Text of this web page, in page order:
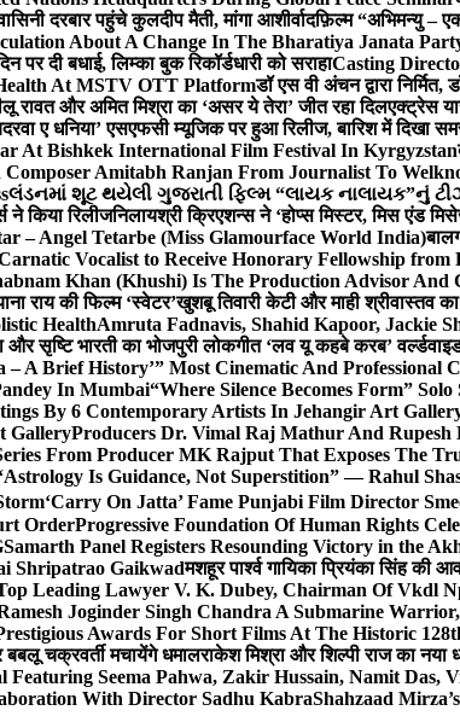
दरबार पहुंचे कुलदीप मैती, मांगा आशीर्वादफ़िल्म “अभिमन्यु –
About A Change In The Bharatiya Janata
पर दी बधाई, लिम्का बुक रिकॉर्डधारी को सराहाCasting
At MSTV OTT Platformडॉ एस वी अंचन द्वारा
रावत और अमित मिश्रा का ‘असर ये तेरा’ जीत रहा दिलएक्ट्रेस
ए धनिया’ एसएफसी म्यूजिक पर हुआ रिलीज, बारिश में
At Bishkek International Film Festival In Kyrgyzstan
Amitabh Ranjan From Journalist To
લંડનમાં શૂટ થયેલી ગુજરાતી ફિલ્મ “લાયક નાલાયક”નું
ने किया रिलीजनिलायश्री क्रिएशन्स ने ‘होप्स मिस्टर, मिस एंड
– Angel Tetarbe (Miss Glamourface World India)
Vocalist to Receive Honorary Fellowship
Khan (Khushi) Is The Production Advisor And
राय की फिल्म ‘स्वेटर’खुशबू तिवारी केटी और माही श्रीवास्तव
HealthAmruta Fadnavis, Shahid Kapoor, Jackie
और सृष्टि भारती का भोजपुरी लोकगीत ‘लव यू कहबे करब’
– A Brief History’” Most Cinematic And Professional
In Mumbai“Where Silence Becomes Form”
By 6 Contemporary Artists In Jehangir Art
GalleryProducers Dr. Vimal Raj Mathur And
From Producer MK Rajput That Exposes The
Is Guidance, Not Superstition” — Rahul
‘Carry On Jatta’ Fame Punjabi Film Director
OrderProgressive Foundation Of Human Rights
Samarth Panel Registers Resounding Victory in the
Shripatrao Gaikwadमशहूर पार्श्व गायिका प्रियंका सिंह की
Leading Lawyer V. K. Dubey, Chairman Of Vkdl
Joginder Singh Chandra A Submarine
Awards For Short Films At The Historic
चक्रवर्ती मचायेंगे धमालराकेश मिश्रा और शिल्पी राज का नया
Seema Pahwa, Zakir Hussain, Namit
With Director Sadhu KabraShahzaad